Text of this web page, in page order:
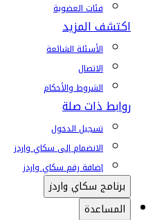
فئات العضوية
اكتشف المزيد
الأسئلة الشائعة
الاتصال
الشروط والأحكام
روابط ذات صلة
تسجيل الدخول
الانضمام إلى سكاي واردز
إضافة رقم سكاي واردز
برنامج سكاي واردز
المساعدة